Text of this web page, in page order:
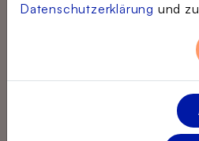
News und wie man
Anti-Rumour
Der Leitfaden des EU-
Datenschutzerklärung und